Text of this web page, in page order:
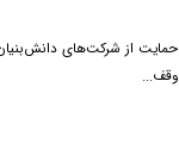
حمایت از شرکت‌های
وقف...